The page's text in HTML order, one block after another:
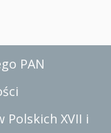
PAN
XVII i